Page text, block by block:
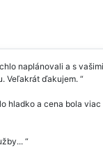
naplánovali a s
Veľakrát ďakujem.
hladko a cena bola